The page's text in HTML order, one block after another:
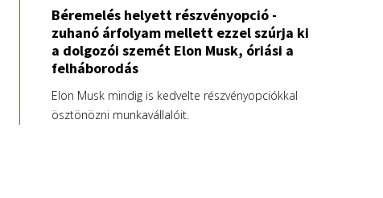
Béremelés helyett részvényopció -
zuhanó árfolyam mellett ezzel szúrja ki
a dolgozói szemét Elon Musk, óriási a
felháborodás
Elon Musk mindig is kedvelte részvényopciókkal
ösztönözni munkavállalóit.